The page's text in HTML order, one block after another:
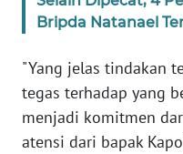
Bripda Natanael
"Yang jelas tindakan
tegas terhadap yang
menjadi komitmen
atensi dari bapak
WN
JAKARTA
WN
JABAR
WN